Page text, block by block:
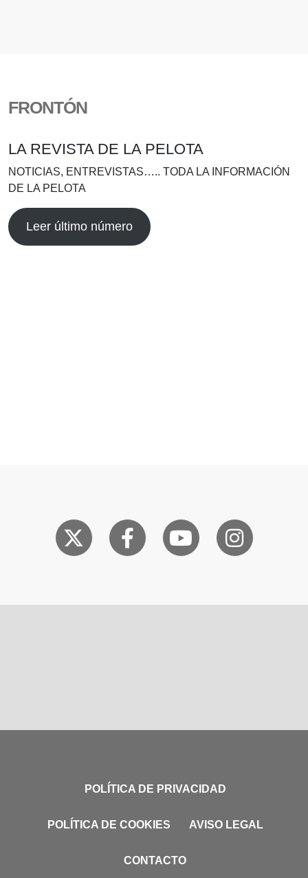
FRONTÓN
LA REVISTA DE LA PELOTA
NOTICIAS, ENTREVISTAS….. TODA LA INFORMACIÓN
DE LA PELOTA
Leer último número
POLÍTICA DE PRIVACIDAD
POLÍTICA DE COOKIES AVISO LEGAL
CONTACTO